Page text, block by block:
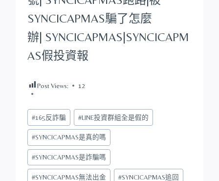
SYNCICAPMAS騙了怎麼
辦| SYNCICAPMAS|SYNCICAPM
AS假投資報
Post Views: 12
Post
Tags:
#165反詐騙 #LINE投資群組全是假的
#SYNCICAPMAS是真的嗎
#SYNCICAPMAS是詐騙嗎
#SYNCICAPMAS無法出金 #SYNCICAPMAS追回